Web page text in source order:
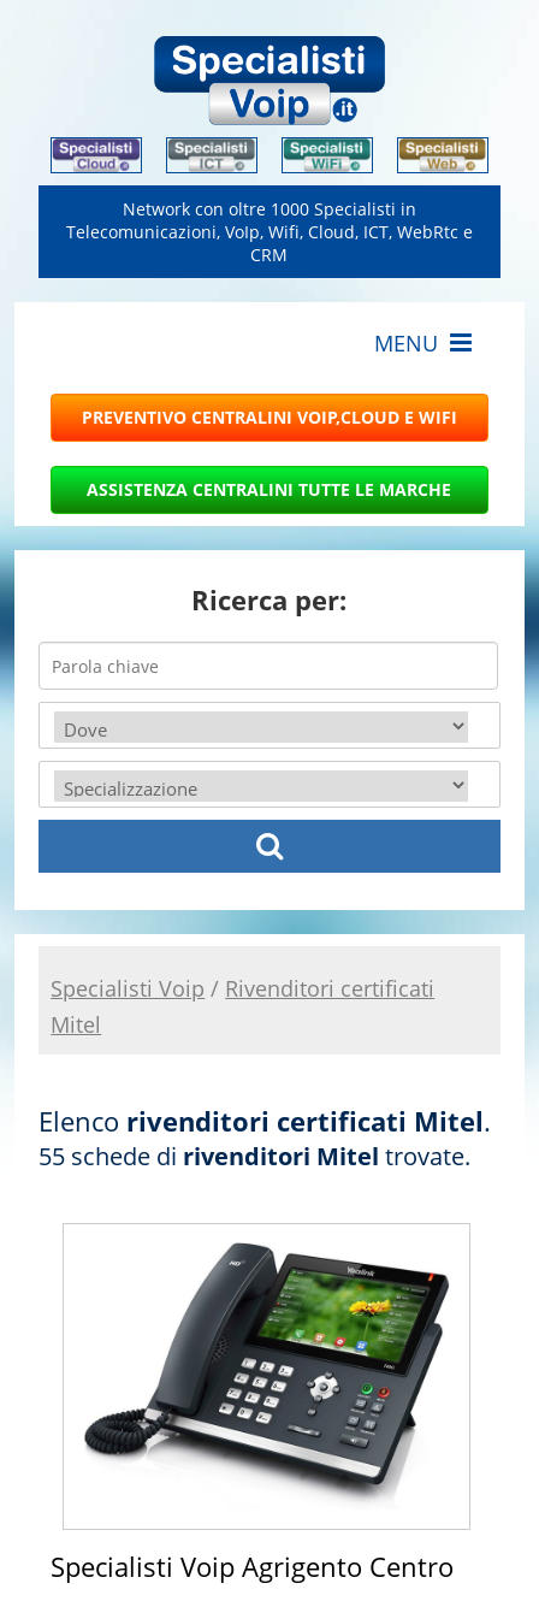
Network con oltre 1000 Specialisti in
Telecomunicazioni, VoIp, Wifi, Cloud, ICT, WebRtc e
CRM
Ricerca per:
Specialisti Voip / Rivenditori certificati
Mitel
Elenco rivenditori certificati Mitel.
55 schede di rivenditori Mitel trovate.
Specialisti Voip Agrigento Centro